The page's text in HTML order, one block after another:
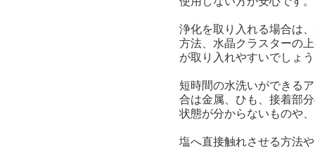
浄化を取り入れる場合は
方法、水晶クラスターの
が取り入れやすいでしょ
短時間の水洗いができる
合は金属、ひも、接着部
状態が分からないものや
塩へ直接触れさせる方法